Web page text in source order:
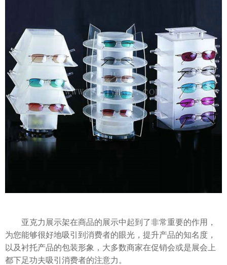
亚克力展示架在商品的展示中起到了非常重要的作用，
为您能够很好地吸引到消费者的眼光，提升产品的知名度，
以及衬托产品的包装形象，大多数商家在促销会或是展会上
都下足功夫吸引消费者的注意力。